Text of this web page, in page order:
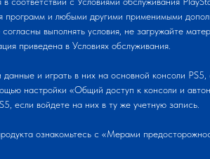
программ и любыми другими применимыми
выполнять условия, не загружайте
приведена в Условиях обслуживания.
и играть в них на основной консоли
настройки «Общий доступ к консоли и
если войдете на них в ту же учетную запись.
ознакомьтесь с «Мерами